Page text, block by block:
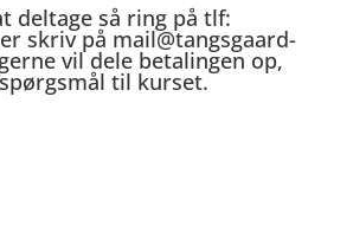
deltage så ring på tlf:
skriv på mail@tangsgaard-
vil dele betalingen op,
til kurset.